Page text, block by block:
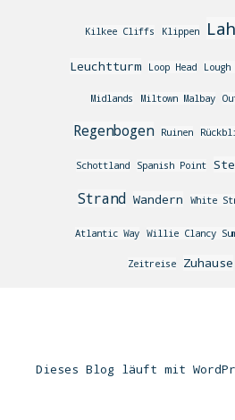
Kilkee Cliffs Klippen
Leuchtturm Loop Head Lough
Midlands Miltown Malbay
Regenbogen Ruinen
Schottland Spanish Point
Strand Wandern White
Atlantic Way Willie Clancy
Zeitreise Zuhause
Dieses Blog läuft mit